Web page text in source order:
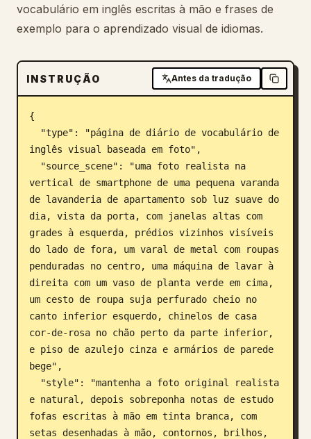
Preços
Transferir
Blogue
Atualizações
vocabulário em inglês escritas à mão e frases de
exemplo para o aprendizado visual de idiomas.
INSTRUÇÃO Antes da tradução
{
inglês visual baseada em foto",
vertical de smartphone de uma pequena varanda
de lavanderia de apartamento sob luz suave do
dia, vista da porta, com janelas altas com
grades à esquerda, prédios vizinhos visíveis
do lado de fora, um varal de metal com roupas
penduradas no centro, uma máquina de lavar à
direita com um vaso de planta verde em cima,
um cesto de roupa suja perfurado cheio no
canto inferior esquerdo, chinelos de casa
cor-de-rosa no chão perto da parte inferior,
e piso de azulejo cinza e armários de parede
bege",
e natural, depois sobreponha notas de estudo
fofas escritas à mão em tinta branca, com
setas desenhadas à mão, contornos, brilhos,